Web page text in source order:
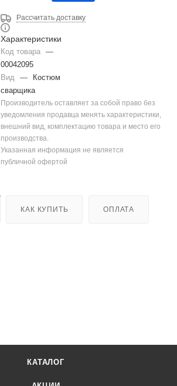
Рассчитать доставку
Характеристики
Код товара
—
00042095
Вид
—
Костюм
сварщика
Производитель оставляет за собой право без
уведомления продавца менять характеристики,
внешний вид, комплектацию товара и место его
производства.
Указанная информация не является
публичной офертой
КАК КУПИТЬ ОПЛАТА
КАТАЛОГ